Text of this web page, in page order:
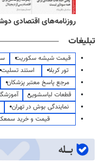
روزنامه‌های اقتصادی دوشنبه ۱۹
تبلیغات
قیمت شیشه سکوریت
تور کربلا
استند تسلیت
مرجع پاسخ معتبر پزشکان
قطعات لباسشویی
نمایندگی بوش در تهران
قیمت و خرید سمعک